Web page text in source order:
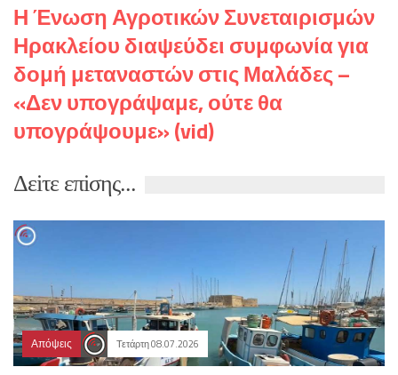
Η Ένωση Αγροτικών Συνεταιρισμών
Ηρακλείου διαψεύδει συμφωνία για
δομή μεταναστών στις Μαλάδες –
«Δεν υπογράψαμε, ούτε θα
υπογράψουμε» (vid)
Δεiτε επiσης...
Απόψεις Τετάρτη 08.07.2026